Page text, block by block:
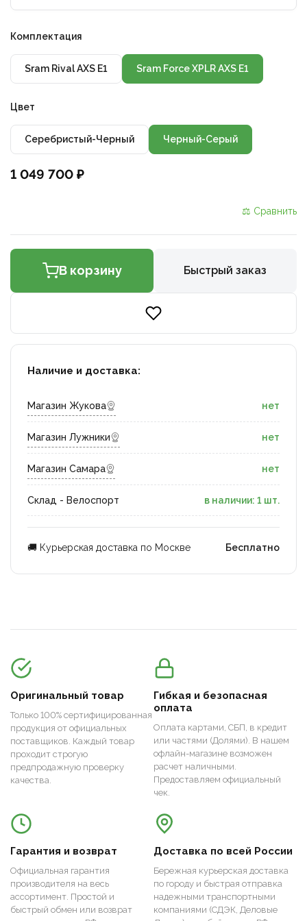
Комплектация
Sram Rival AXS E1 Sram Force XPLR AXS E1
Цвет
Серебристый-Черный Черный-Серый
1 049 700 ₽
⚖ Сравнить
В корзину Быстрый заказ
Наличие и доставка:
Магазин Жукова нет
Магазин Лужники нет
Магазин Самара нет
Склад - Велоспорт в наличии: 1 шт.
🚚 Курьерская доставка по Москве Бесплатно
Оригинальный товар
Только 100% сертифицированная
продукция от официальных
поставщиков. Каждый товар
проходит строгую
предпродажную проверку
качества.
Гибкая и безопасная
оплата
Оплата картами, СБП, в кредит
или частями (Долями). В нашем
офлайн-магазине возможен
расчет наличными.
Предоставляем официальный
чек.
Гарантия и возврат
Официальная гарантия
производителя на весь
ассортимент. Простой и
быстрый обмен или возврат
Доставка по всей России
Бережная курьерская доставка
по городу и быстрая отправка
надежными транспортными
компаниями (СДЭК, Деловые